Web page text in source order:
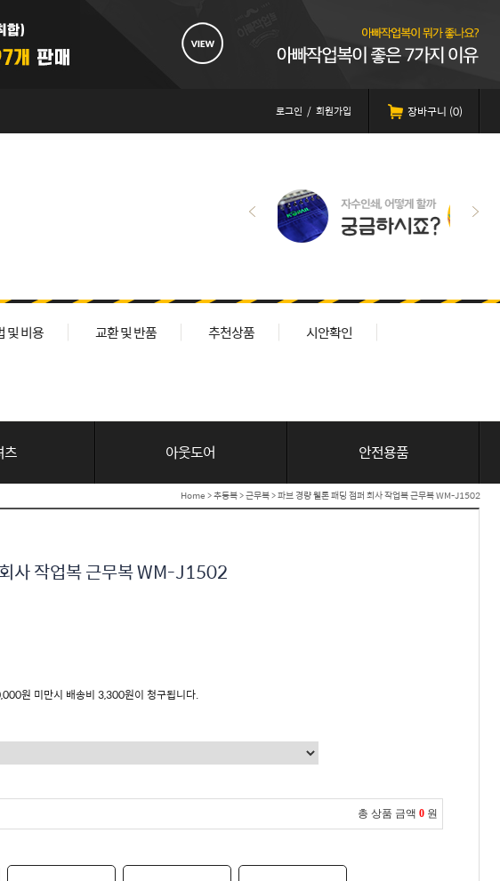
로그인 / 회원가입 장바구니 (0)
및 비용 교환 및 반품 추천상품 시안확인
츠 아웃도어 안전용품
Home>추동복>근무복> 파브 경량 웰론 패딩 점퍼 회사 작업복 근무복 WM-J1502
사 작업복 근무복 WM-J1502
원 미만시 배송비 3,300원이 청구됩니다.
총 상품 금액 0 원